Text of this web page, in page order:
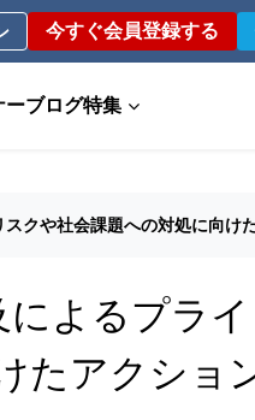
今すぐ会員登録する
ーブログ特集
クや社会課題への対処に向け
よるプライ
たアクショ